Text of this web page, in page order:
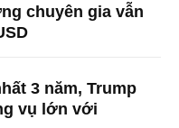
chuyên gia vẫn
3 năm, Trump
vụ lớn với